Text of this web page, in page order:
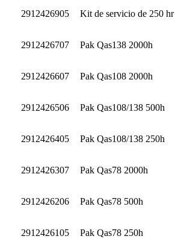
2912426905 Kit de servicio de 250 hr
2912426707 Pak Qas138 2000h
2912426607 Pak Qas108 2000h
2912426506 Pak Qas108/138 500h
2912426405 Pak Qas108/138 250h
2912426307 Pak Qas78 2000h
2912426206 Pak Qas78 500h
2912426105 Pak Qas78 250h